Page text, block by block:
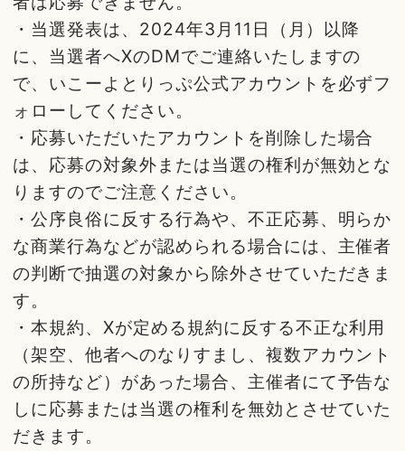
・当選発表は、2024年3月11日（月）以降
に、当選者へXのDMでご連絡いたしますの
で、いこーよとりっぷ公式アカウントを必ずフ
ォローしてください。
・応募いただいたアカウントを削除した場合
は、応募の対象外または当選の権利が無効とな
りますのでご注意ください。
・公序良俗に反する行為や、不正応募、明らか
な商業行為などが認められる場合には、主催者
の判断で抽選の対象から除外させていただきま
す。
・本規約、Xが定める規約に反する不正な利用
（架空、他者へのなりすまし、複数アカウント
の所持など）があった場合、主催者にて予告な
しに応募または当選の権利を無効とさせていた
だきます。